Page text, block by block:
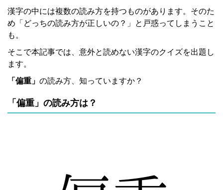
漢字の中には複数の読み方を持つものがあります。そのた
め「どっちの読み方が正しいの？」と戸惑ってしまうこと
も。
そこで本記事では、意外と読めない漢字のクイズを出題し
ます。
「偏重」 の読み方、知っていますか？
「偏重」の読み方は？